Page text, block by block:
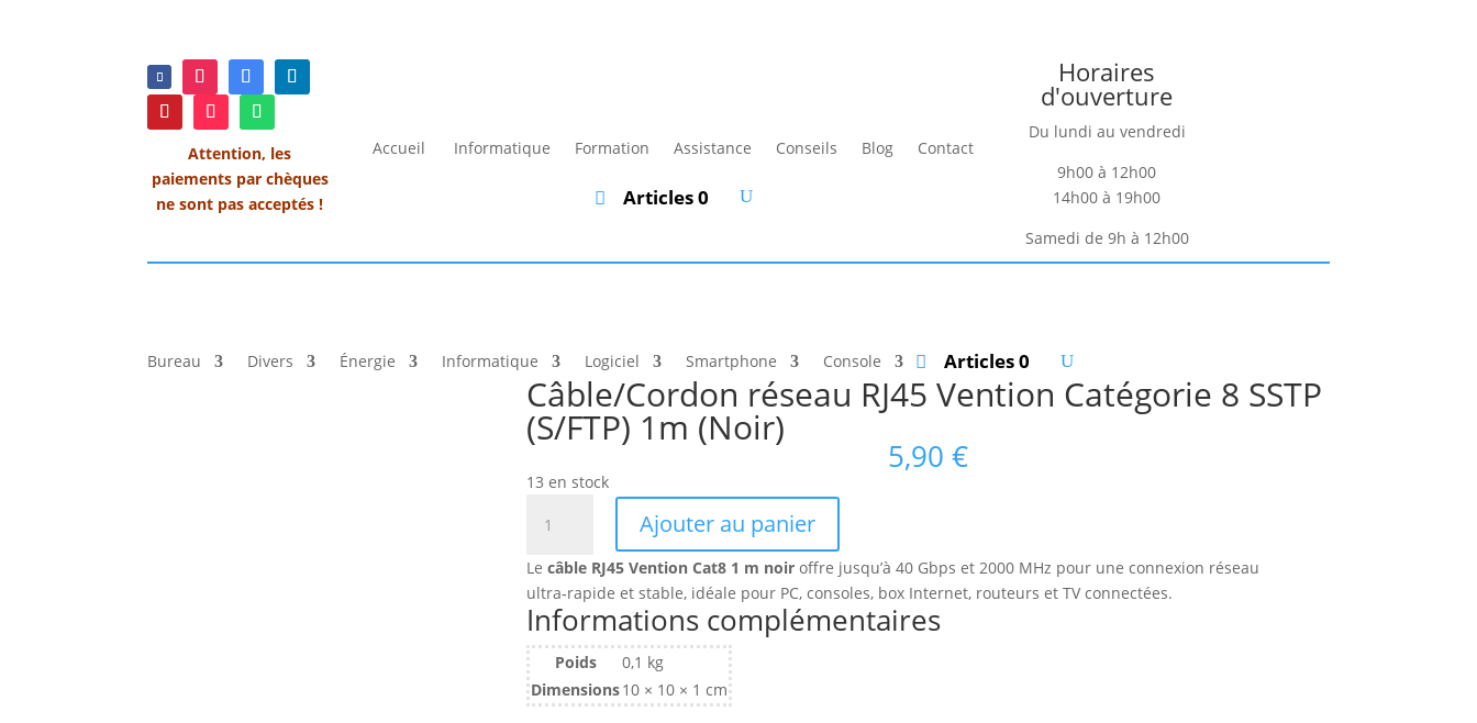
Attention, les
paiements par chèques
ne sont pas acceptés !
Accueil Informatique Formation Assistance Conseils Blog Contact
Articles 0
Horaires
d'ouverture
Du lundi au vendredi
9h00 à 12h00
14h00 à 19h00
Samedi de 9h à 12h00
Bureau Divers Énergie Informatique Logiciel Smartphone Console Articles 0
Câble/Cordon réseau RJ45 Vention Catégorie 8 SSTP
(S/FTP) 1m (Noir)
5,90 €
13 en stock
Câble/Cordon
RJ45
Vention
Catégorie
8
SSTP
Ajouter au panier
Lecâble RJ45 Vention Cat8 1 m noir offre jusqu’à 40 Gbps et 2000 MHz pour une connexion réseau
ultra‑rapide et stable, idéale pour PC, consoles, box Internet, routeurs et TV connectées.
Informations complémentaires
Poids
0,1 kg
Dimensions10 × 10 × 1 cm